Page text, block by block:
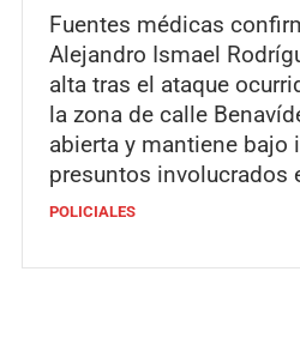
Fuentes médicas
Alejandro Ismael
alta tras el ataque
la zona de calle
abierta y mantiene bajo
presuntos involucrados
POLICIALES